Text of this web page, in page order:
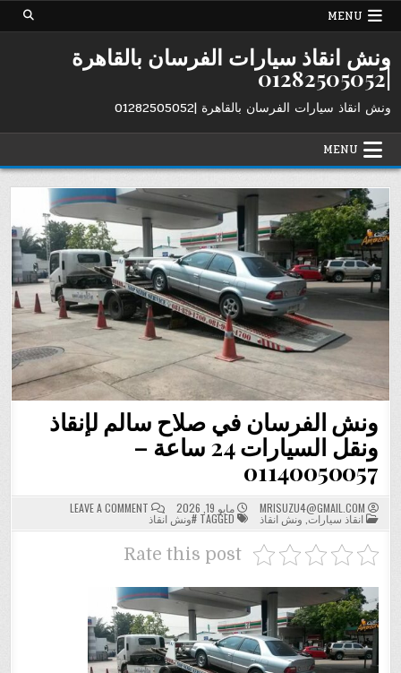
Skip
MENU
ونش انقاذ سيارات الفرسان بالقاهرة
|01282505052
ونش انقاذ سيارات الفرسان بالقاهرة |01282505052
MENU
ونش الفرسان في صلاح سالم لإنقاذ
ونقل السيارات 24 ساعة –
01140050057
MRISUZU4@GMAIL.COM مايو 19, 2026 LEAVE A COMMENT
ON
الفرسان
POSTED
IN
انقاذ سيارات, ونش انقاذ #ونش انقاذ
Rate this post